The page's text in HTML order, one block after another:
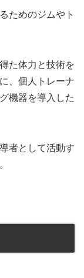
ためのジムやト
た体力と技術を
、個人トレーナ
機器を導入した
者として活動す